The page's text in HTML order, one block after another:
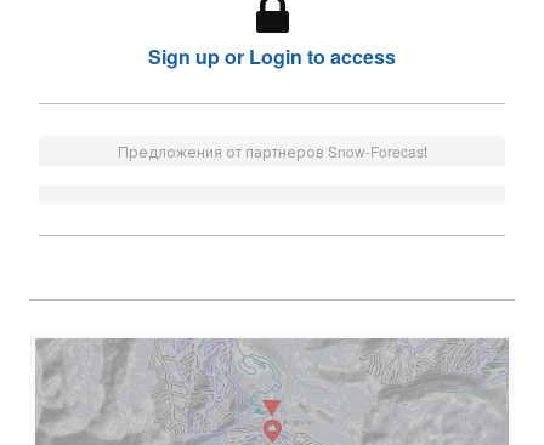
Sign up or Login to access
Предложения от партнеров Snow-Forecast